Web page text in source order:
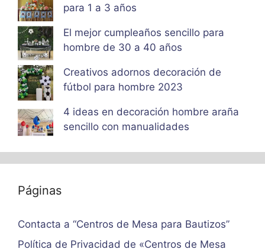
para 1 a 3 años
El mejor cumpleaños sencillo para
hombre de 30 a 40 años
Creativos adornos decoración de
fútbol para hombre 2023
4 ideas en decoración hombre araña
sencillo con manualidades
Páginas
Contacta a “Centros de Mesa para Bautizos”
Política de Privacidad de «Centros de Mesa